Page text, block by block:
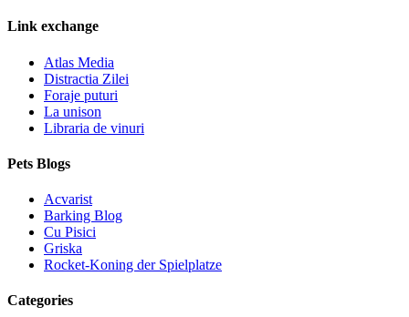
Link exchange
Atlas Media
Distractia Zilei
Foraje puturi
La unison
Libraria de vinuri
Pets Blogs
Acvarist
Barking Blog
Cu Pisici
Griska
Rocket-Koning der Spielplatze
Categories